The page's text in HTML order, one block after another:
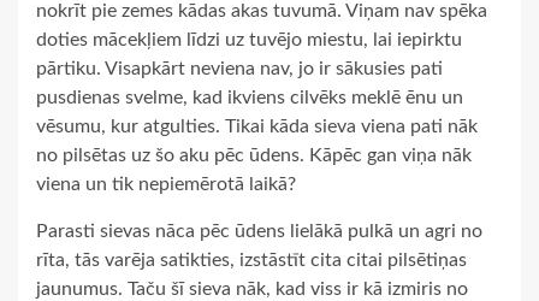
nokrīt pie zemes kādas akas tuvumā. Viņam nav spēka
doties mācekļiem līdzi uz tuvējo miestu, lai iepirktu
pārtiku. Visapkārt neviena nav, jo ir sākusies pati
pusdienas svelme, kad ikviens cilvēks meklē ēnu un
vēsumu, kur atgulties. Tikai kāda sieva viena pati nāk
no pilsētas uz šo aku pēc ūdens. Kāpēc gan viņa nāk
viena un tik nepiemērotā laikā?
Parasti sievas nāca pēc ūdens lielākā pulkā un agri no
rīta, tās varēja satikties, izstāstīt cita citai pilsētiņas
jaunumus. Taču šī sieva nāk, kad viss ir kā izmiris no